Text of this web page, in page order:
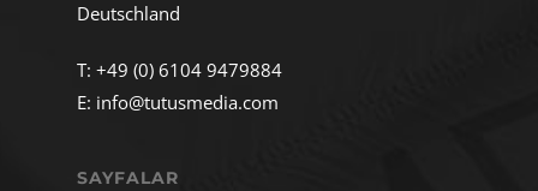
Deutschland
T: +49 (0) 6104 9479884
E: info@tutusmedia.com
SAYFALAR